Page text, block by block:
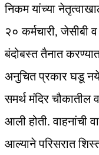
निकम यांच्या
२० कर्मचारी, जेसीबी
बंदोबस्त तैनात
अनुचित प्रकार घडू नये
समर्थ मंदिर चौकातील
आली होती. वाहनांची
आल्याने परिसरात